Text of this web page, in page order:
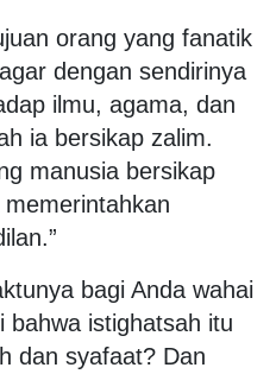
orang yang fanatik
dengan sendirinya
ilmu, agama, dan
ia bersikap zalim.
manusia bersikap
bagi Anda wahai
bahwa istighatsah itu
dan syafaat? Dan